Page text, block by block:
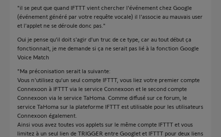
"il se peut que quand IFTTT vient chercher l'événement chez Google
(événement généré par votre requête vocale) il l'associe au mauvais user
et l'applet ne se déroule donc pas."
Oui je pense qu'il doit s'agir d'un truc de ce type, car au tout début ça
fonctionnait, je me demande si ça ne serait pas lié à la fonction Google
Voice Match
"Ma préconisation serait la suivante:
Vous n'utilisez qu'un seul compte IFTTT, vous liez votre premier compte
Connexoon à IFTTT via le service Connexoon et le second compte
Connexoon via le service TaHoma. Comme diffusé sur ce forum, le
service TaHoma sur la plateforme IFTTT est utilisable pour les utilisateurs
Connexoon également.
Ainsi vous avez toutes vos applets sur le même compte IFTTT et vous
limitez à un seul lien de TRIGGER entre Googlet et IFTTT pour deux liens